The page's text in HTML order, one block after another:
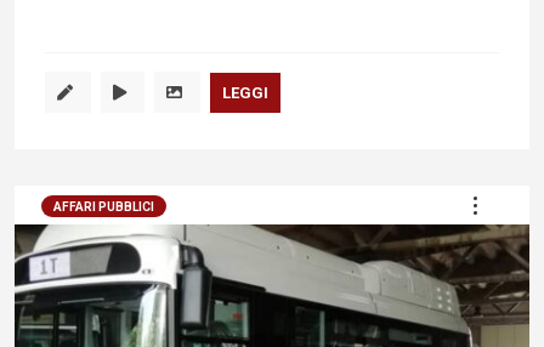
LEGGI
AFFARI PUBBLICI